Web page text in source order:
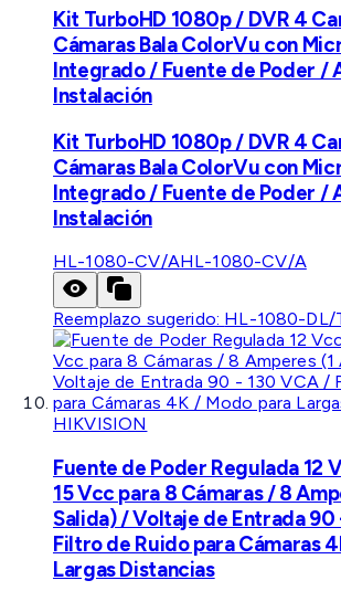
Kit TurboHD 1080p / DVR 4
Cámaras Bala ColorVu con
Integrado / Fuente de Poder /
Instalación
Kit TurboHD 1080p / DVR 4
Cámaras Bala ColorVu con
Integrado / Fuente de Poder /
Instalación
HL-1080-CV/AHL-1080-CV/A
Reemplazo sugerido: HL-1080-DL/
HIKVISION
Fuente de Poder Regulada 12
15 Vcc para 8 Cámaras / 8
Salida) / Voltaje de Entrada 90
Filtro de Ruido para Cámaras
Largas Distancias